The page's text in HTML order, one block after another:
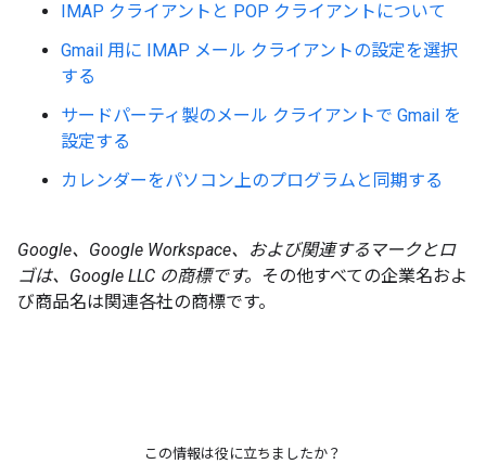
IMAP クライアントと POP クライアントについて
Gmail 用に IMAP メール クライアントの設定を選択
する
サードパーティ製のメール クライアントで Gmail を
設定する
カレンダーをパソコン上のプログラムと同期する
Google、Google Workspace、および関連するマークとロ
ゴは、Google LLC の商標です。 その他すべての企業名およ
び商品名は関連各社の商標です。
この情報は役に立ちましたか？